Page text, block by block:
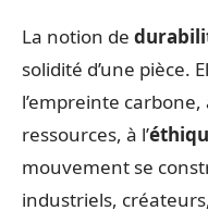
La notion de
solidité d’une pièce.
l’empreinte
ressources, à l’
mouvement se
industriels,